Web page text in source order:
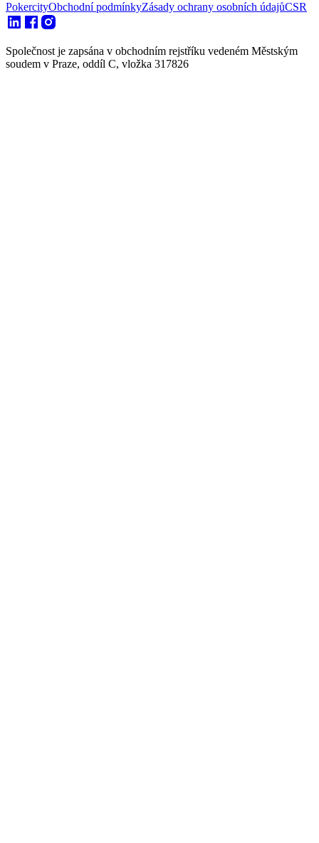
PokercityObchodní podmínkyZásady ochrany osobních údajůCSR
Společnost je zapsána v obchodním rejstříku vedeném Městským
soudem v Praze, oddíl C, vložka 317826